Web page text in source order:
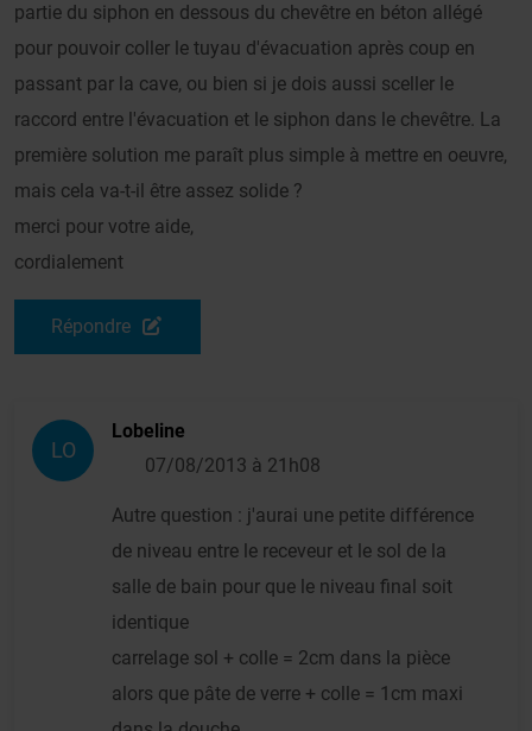
partie du siphon en dessous du chevêtre en béton allégé
pour pouvoir coller le tuyau d'évacuation après coup en
passant par la cave, ou bien si je dois aussi sceller le
raccord entre l'évacuation et le siphon dans le chevêtre. La
première solution me paraît plus simple à mettre en oeuvre,
mais cela va-t-il être assez solide ?
merci pour votre aide,
cordialement
Répondre
LO
Lobeline
07/08/2013 à 21h08
Autre question : j'aurai une petite différence
de niveau entre le receveur et le sol de la
salle de bain pour que le niveau final soit
identique
carrelage sol + colle = 2cm dans la pièce
alors que pâte de verre + colle = 1cm maxi